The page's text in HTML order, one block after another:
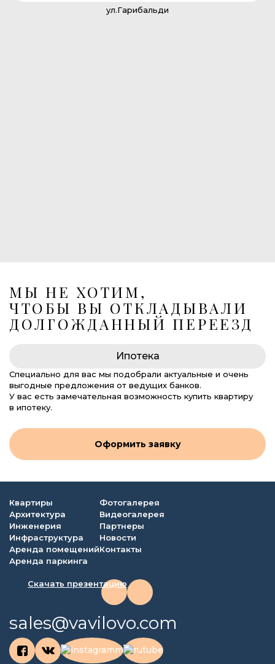
ул.Гарибальди
МЫ НЕ ХОТИМ,
ЧТОБЫ ВЫ ОТКЛАДЫВАЛИ
ДОЛГОЖДАННЫЙ ПЕРЕЕЗД
Ипотека
Специально для вас мы подобрали актуальные и очень
выгодные предложения от ведущих банков.
У вас есть замечательная возможность купить квартиру
в ипотеку.
Оформить заявку
Квартиры
Архитектура
Инженерия
Инфраструктура
Аренда помещений
Аренда паркинга
Фотогалерея
Видеогалерея
Партнеры
Новости
Контакты
Скачать презентацию
sales@vavilovo.com